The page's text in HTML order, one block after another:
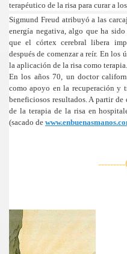
terapéutico de la risa para curar a
Sigmund Freud atribuyó a las
energía negativa, algo que ha
que el córtex cerebral libera
después de comenzar a reír. En los
la aplicación de la risa como terapia.
En los años 70, un doctor
como apoyo en la recuperación y
beneficiosos resultados. A partir
de la terapia de la risa en
(sacado de
---------